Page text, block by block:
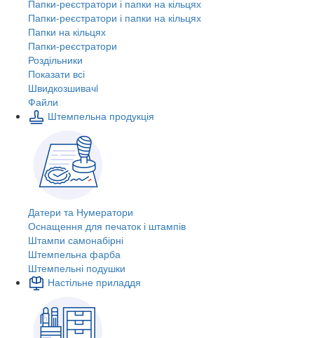
Папки-реєстратори і папки на кільцях
Папки-реєстратори і папки на кільцях
Папки на кільцях
Папки-реєстратори
Роздільники
Показати всі
Швидкозшивачi
Файли
Штемпельна продукція
Датери та Нумератори
Оснащення для печаток і штампів
Штампи самонабірні
Штемпельна фарба
Штемпельні подушки
Настільне приладдя